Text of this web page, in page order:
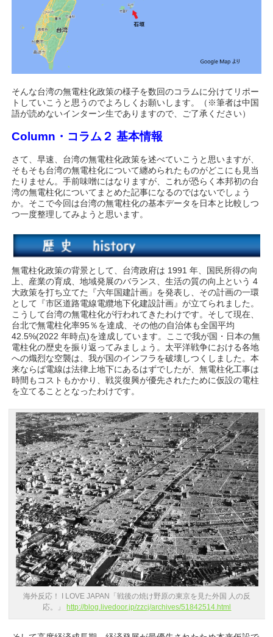
そんな台湾の無電柱化政策の様子を数回のコラムに分けてリポー
トしていこうと思うのでよろしくお願いします。（※筆者は中国
語が読めないインターン生でありますので、ご了承ください）
Column・コラム２ 基本情報
さて、早速、台湾の無電柱化政策を述べていこうと思いますが、
そもそも台湾の無電柱化について纏められたものがどこにも見当
たりません。手前味噌にはなりますが、これが恐らく本邦初の台
湾の無電柱化についてまとめた記事になるのではないでしょう
か。そこで今回は台湾の無電柱化の基本データを日本と比較しつ
つ一度整理してみようと思います。
無電柱化政策の背景として、台湾政府は 1991 年、国民所得の向
上、産業の育成、地域発展のバランス、生活の質の向上という 4
大政策を打ち立てた『六年国建計画』を発表し、その計画の一環
として『市区道路電線電纜地下化建設計画』が立てられました。
こうして台湾の無電柱化が行われてきたわけです。そして現在、
台北で無電柱化率95％を達成、その他の自治体も全国平均
42.5%(2022 年時点)を達成しています。ここで我が国・日本の無
電柱化の歴史を振り返ってみましょう。太平洋戦争における各地
への熾烈な空襲は、我が国のインフラを破壊しつくしました。本
来ならば電線は法律上地下にあるはずでしたが、無電柱化工事は
時間もコストもかかり、戦災復興が優先されたために仮設の電柱
を立てることとなったわけです。
海外反応！ I LOVE JAPAN「戦後の焼け野原の東京を見た外国 人の反
応。」
http://blog.livedoor.jp/zzcj/archives/51842514.html